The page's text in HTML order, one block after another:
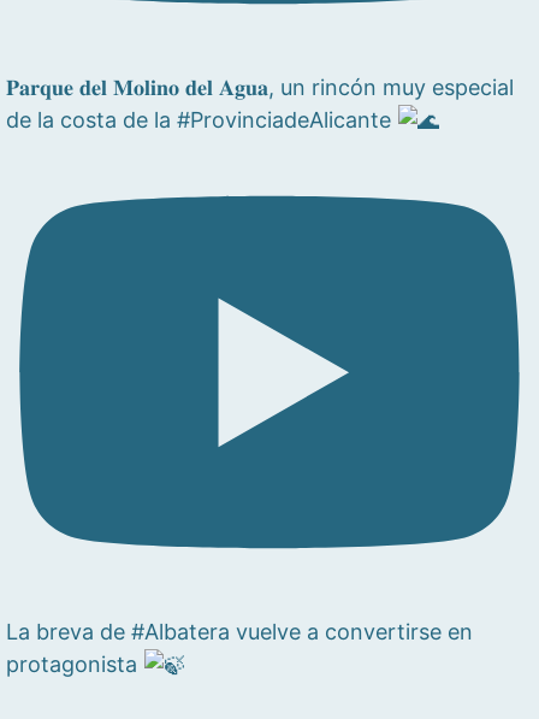
𝐏𝐚𝐫𝐪𝐮𝐞 𝐝𝐞𝐥 𝐌𝐨𝐥𝐢𝐧𝐨 𝐝𝐞𝐥 𝐀𝐠𝐮𝐚, un rincón muy especial
de la costa de la #ProvinciadeAlicante
La breva de #Albatera vuelve a convertirse en
protagonista